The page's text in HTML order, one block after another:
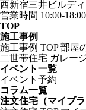
西新宿三井ビルデ
営業時間 10:00-
TOP
施工事例
施工事例 TOP 部屋
二世帯住宅 ガレー
イベント一覧
イベント予約
コラム一覧
注文住宅（マイブ